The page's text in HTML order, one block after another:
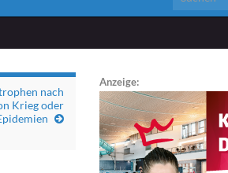
nach
Krieg oder
Anzeige: